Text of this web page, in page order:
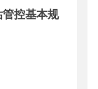
控基本规